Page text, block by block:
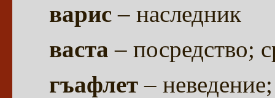
варис– наследник
васта– посредство;
гъафлет–